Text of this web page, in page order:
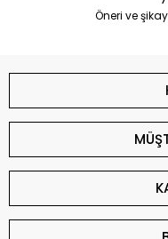
Öneri ve